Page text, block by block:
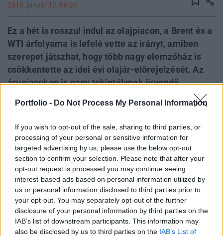
Portfolio - Do Not Process My Personal Information
If you wish to opt-out of the sale, sharing to third parties, or
processing of your personal or sensitive information for
targeted advertising by us, please use the below opt-out
section to confirm your selection. Please note that after your
opt-out request is processed you may continue seeing
interest-based ads based on personal information utilized by
us or personal information disclosed to third parties prior to
your opt-out. You may separately opt-out of the further
disclosure of your personal information by third parties on the
IAB’s list of downstream participants. This information may
also be disclosed by us to third parties on the IAB’s List of
2015. január 12. 08:24
Ez a hét is rosszul indul az olajpiacon, a Brent és a
WTI árfolyama is lefelé vette az irányt, amiben
szerepet játszhat, hogy több nagy elemzőház is
csökkentette az idei évi olajár-előrejelzését. Az
árupiacokon is nagy tekintélynek örvendő
Goldman Sachs az amerikai könnyűolaj esetében
a korábbi 73,75 dollárról 47,15 dollárra vágta
Energy Investment Forum 2026Az energiaszektor
csúcsvezetői egy helyen: stratégiai válaszok
versenyképességről, beruházásokról, szabályozásról és az
energetikai jövőjéről.Információ és jelentkezésMegint esik
az olajár A mai kereskedésben tovább esik a kőolaj
árfolyama, a WTI februári határidős ára 47 dollár
környékén mozog, míg a Brent 49 dollárnál jár. A
hangulatot...